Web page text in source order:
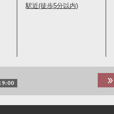
駅近(徒歩5分以内)